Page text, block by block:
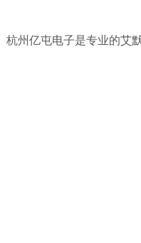
杭州亿屯电子是专业的艾